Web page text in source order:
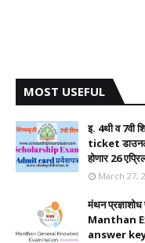
MOST USEFUL
इ. 4थी व 7वी
ticket
होणार 26
March 27,
मंथन प्रज्ञाशोध
Manthan
answer